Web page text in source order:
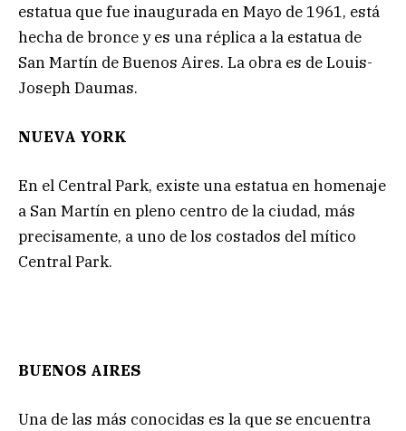
estatua que fue inaugurada en Mayo de 1961, está
hecha de bronce y es una réplica a la estatua de
San Martín de Buenos Aires. La obra es de Louis-
Joseph Daumas.
NUEVA YORK
En el Central Park, existe una estatua en homenaje
a San Martín en pleno centro de la ciudad, más
precisamente, a uno de los costados del mítico
Central Park.
BUENOS AIRES
Una de las más conocidas es la que se encuentra